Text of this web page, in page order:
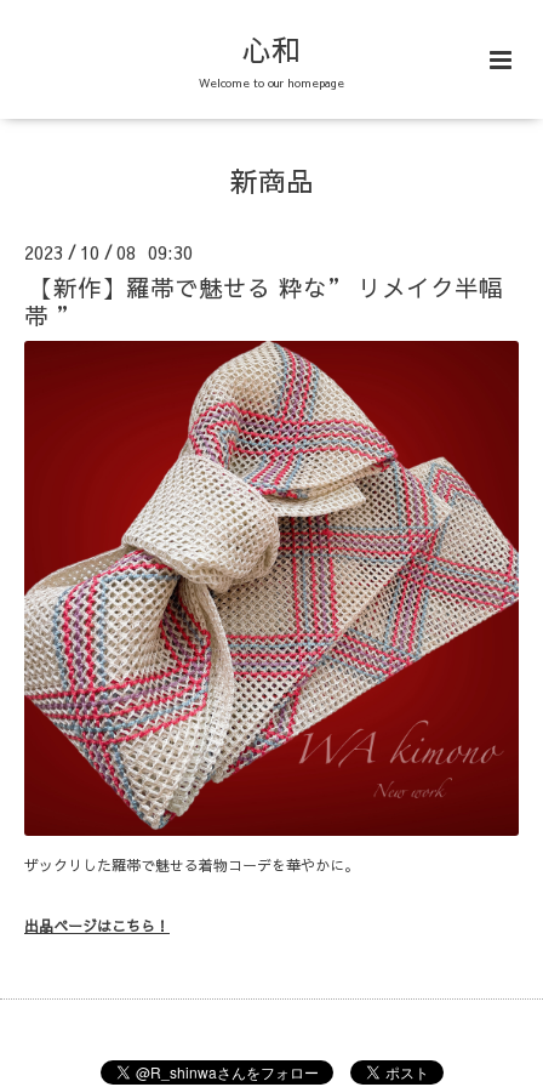
心和
Welcome to our homepage
新商品
2023 / 10 /08 09:30
【新作】羅帯で魅せる 粋な” リメイク半幅
帯 ”
ザックリした羅帯で魅せる着物コーデを華やかに。
出品ページはこちら！